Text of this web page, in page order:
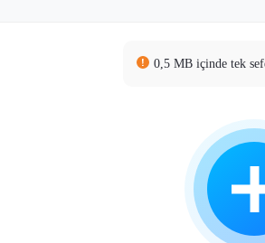
0,5 MB içinde tek